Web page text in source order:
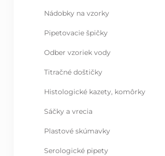
Nádobky na vzorky
Pipetovacie špičky
Odber vzoriek vody
Titračné doštičky
Histologické kazety, komôrky
Sáčky a vrecia
Plastové skúmavky
Serologické pipety